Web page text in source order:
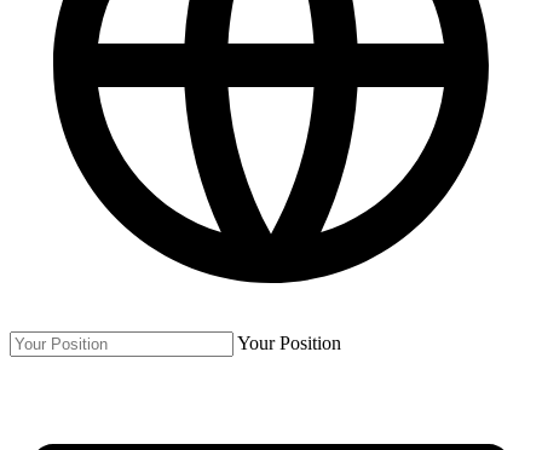
Your Position